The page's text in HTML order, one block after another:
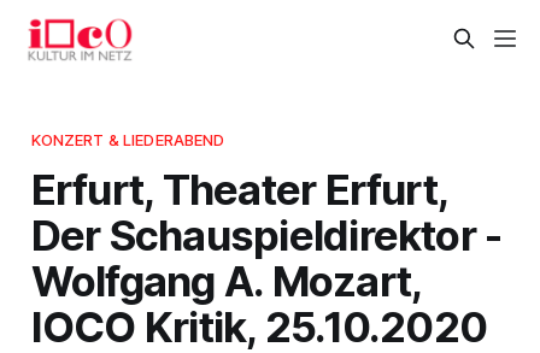
KONZERT & LIEDERABEND
Erfurt, Theater Erfurt,
Der Schauspieldirektor -
Wolfgang A. Mozart,
IOCO Kritik, 25.10.2020